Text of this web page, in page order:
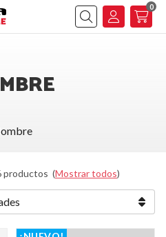
Buscar
0
productos (Mostrar todos)